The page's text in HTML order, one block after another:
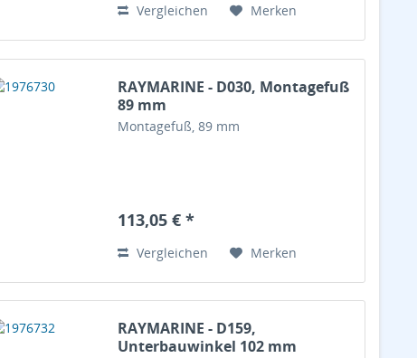
Vergleichen Merken
RAYMARINE - D030, Montagefuß
89 mm
Montagefuß, 89 mm
113,05 € *
Vergleichen Merken
RAYMARINE - D159,
Unterbauwinkel 102 mm